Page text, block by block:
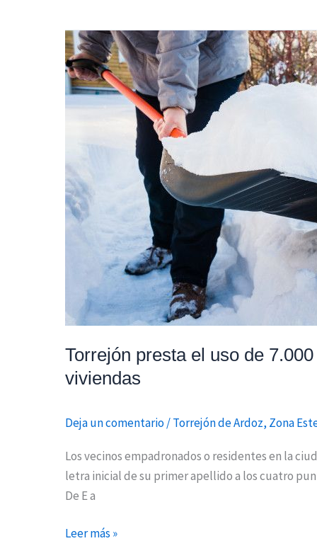
Torrejón presta el uso de
viviendas
Deja un comentario/Torrejón de Ardoz, Zona
Los vecinos empadronados o residentes en la
letra inicial de su primer apellido a los cuatro
De E a
Torrejón
presta
el
uso
a
los
vecinos
nieve
los
sus
Leer más »